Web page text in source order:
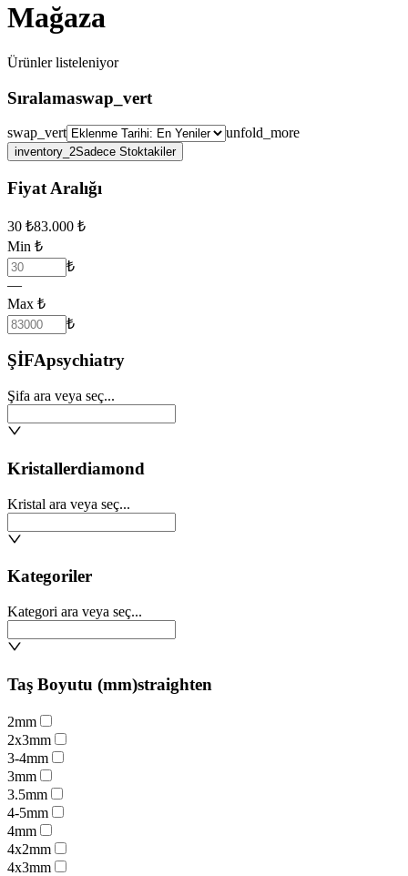
Mağaza
Ürünlerlisteleniyor
Sıralamaswap_vert
swap_vert unfold_more
inventory_2Sadece Stoktakiler
Fiyat Aralığı
30 ₺83.000 ₺
Min ₺
₺
—
Max ₺
₺
ŞİFApsychiatry
Şifa ara veya seç...
Kristallerdiamond
Kristal ara veya seç...
Kategoriler
Kategori ara veya seç...
Taş Boyutu (mm)straighten
2mm
2x3mm
3-4mm
3mm
3.5mm
4-5mm
4mm
4x2mm
4x3mm